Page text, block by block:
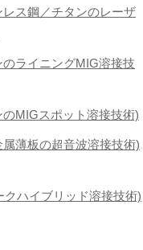
ス鋼／チタンのレーザ
ライニングMIG溶接技
MIGスポット溶接技術)
薄板の超音波溶接技術)
ハイブリッド溶接技術)